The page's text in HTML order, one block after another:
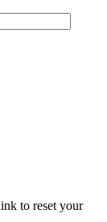
to reset your